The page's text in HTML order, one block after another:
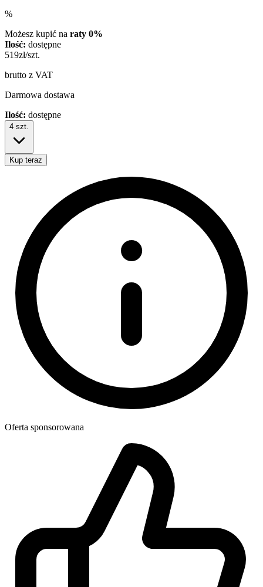
%
Możesz kupić na raty 0%
Ilość: dostępne
519zł/szt.
brutto z VAT
Darmowa dostawa
Ilość: dostępne
4 szt.
Kup teraz
Oferta sponsorowana